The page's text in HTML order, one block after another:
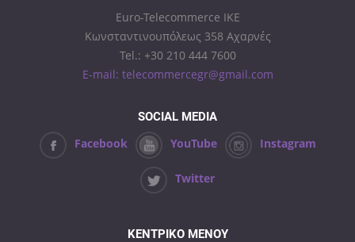
Euro-Telecommerce IKE
Κωνσταντινουπόλεως 358 Αχαρνές
Tel.: +30 210 444 7600
E-mail: telecommercegr@gmail.com
SOCIAL MEDIA
Facebook YouTube Instagram
Twitter
ΚΕΝΤΡΙΚΟ ΜΕΝΟΥ